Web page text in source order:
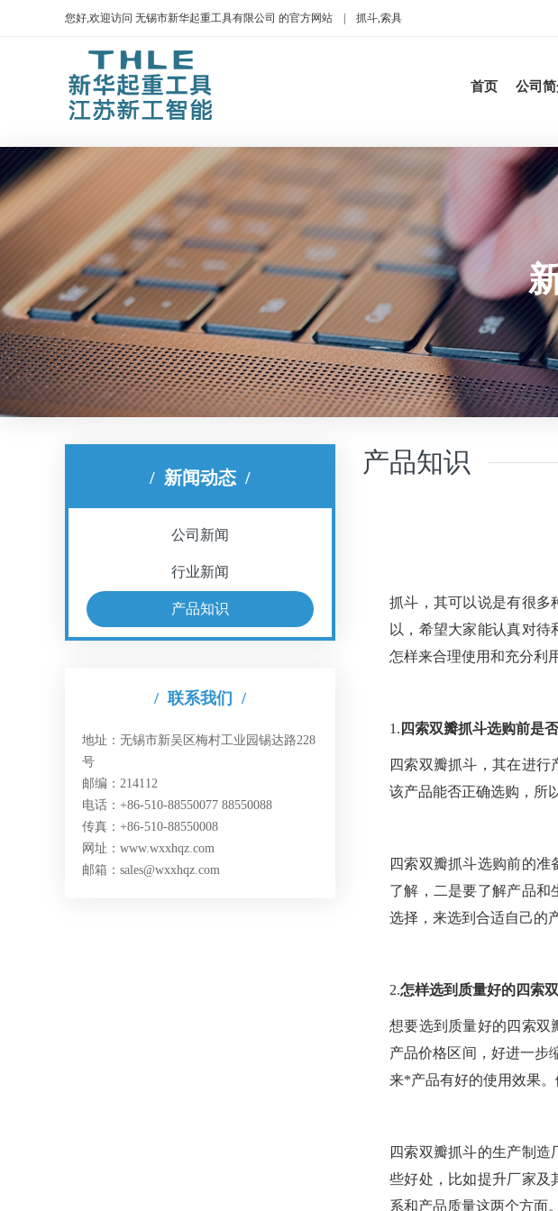
您好,欢迎访问 无锡市新华起重工具有限公司 的官方网站 | 抓斗,索具
首页 公司
/ 新闻动态 /
公司新闻
行业新闻
产品知识
/ 联系我们 /
地址：无锡市新吴区梅村工业园锡达路228
号
邮编：214112
电话：+86-510-88550077 88550088
传真：+86-510-88550008
网址：www.wxxhqz.com
邮箱：sales@wxxhqz.com
产品知识
抓斗，其可以说是有很多
以，希望大家能认真对
怎样来合理使用和充分利用
1. 四索双瓣抓斗选购前是
四索双瓣抓斗，其在进行
该产品能否正确选购，所
四索双瓣抓斗选购前的准
了解，二是要了解产品和
选择，来选到合适自己的
2.怎样选到质量好的四索双
想要选到质量好的四索双
产品价格区间，好进一步
来*产品有好的使用效果。
四索双瓣抓斗的生产制造
些好处，比如提升厂家及
系和产品质量这两个方面